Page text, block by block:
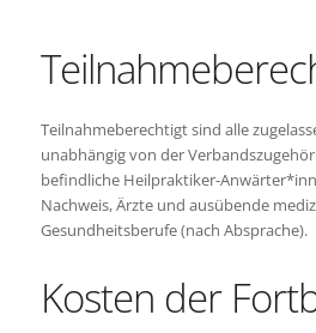
Teilnahmeberechtigt sind alle
unabhängig von der
befindliche Heilpraktiker-
Nachweis, Ärzte und ausübende
Gesundheitsberufe (nach Absprache).
Kosten der